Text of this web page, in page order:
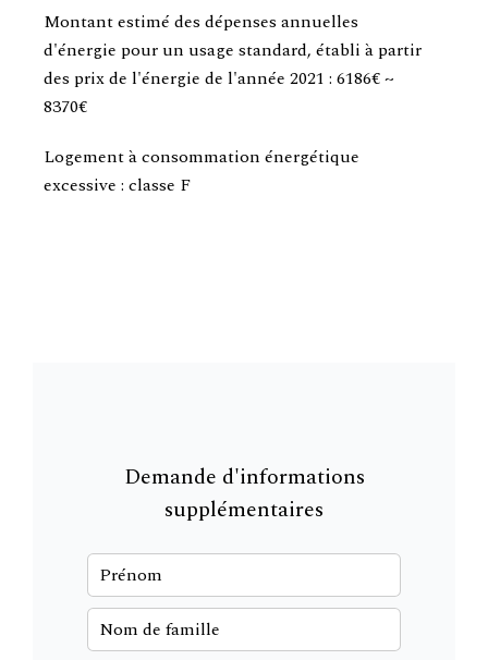
Montant estimé des dépenses annuelles
d'énergie pour un usage standard, établi à partir
des prix de l'énergie de l'année 2021 : 6186€ ~
8370€
Logement à consommation énergétique
excessive : classe F
Demande d'informations
supplémentaires